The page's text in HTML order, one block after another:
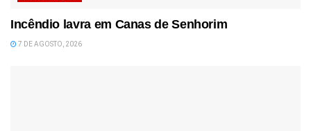
Incêndio lavra em Canas de Senhorim
7 DE AGOSTO, 2026